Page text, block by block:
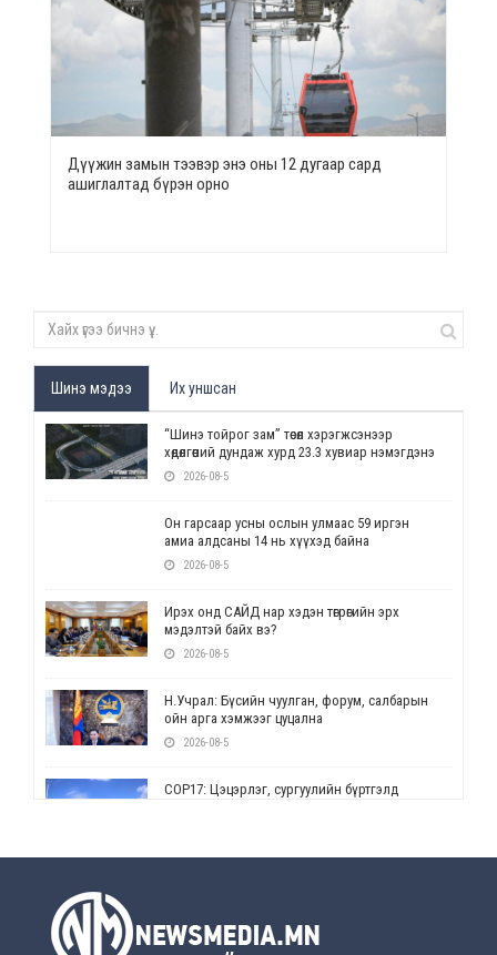
Дүүжин замын тээвэр энэ оны 12 дугаар сард
ашиглалтад бүрэн орно
Шинэ мэдээ Их уншсан
“Шинэ тойрог зам” төсөл хэрэгжсэнээр
хөдөлгөөний дундаж хурд 23.3 хувиар нэмэгдэнэ
2026-08-5
Он гарсаар усны ослын улмаас 59 иргэн
амиа алдсаны 14 нь хүүхэд байна
2026-08-5
Ирэх онд САЙД нар хэдэн төгрөгийн эрх
мэдэлтэй байх вэ?
2026-08-5
Н.Учрал: Бүсийн чуулган, форум, салбарын
ойн арга хэмжээг цуцална
2026-08-5
СОР17: Цэцэрлэг, сургуулийн бүртгэлд
2026-08-5